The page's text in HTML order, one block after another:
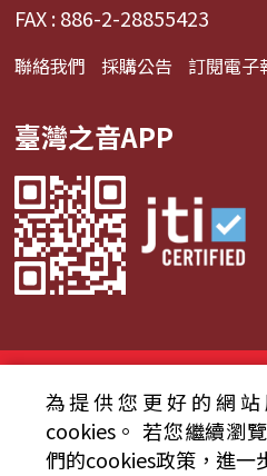
FAX : 886-2-28855423
聯絡我們 採購公告 訂閱電子
臺灣之音APP
© 2024財團法人中央
資通安全政策聲明
服
為提供您更好的網
cookies。 若您繼續瀏
們的cookies政策，進一